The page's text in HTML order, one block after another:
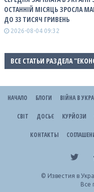
ОСТАННІЙ МІСЯЦЬ ЗРОСЛА
ДО 33 ТИСЯЧ ГРИВЕНЬ
2026-08-04 09:32
ВСЕ СТАТЬИ РАЗДЕЛА
НАЧАЛО БЛОГИ ВІЙНА В
СВІТ ДОСЬЄ КУРЙОЗИ
КОНТАКТЫ
© Известия в
Все